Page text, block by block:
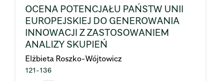
OCENA POTENCJAŁU PAŃSTW UNII
EUROPEJSKIEJ DO GENEROWANIA
INNOWACJI Z ZASTOSOWANIEM
ANALIZY SKUPIEŃ
Elżbieta Roszko-Wójtowicz
121-136